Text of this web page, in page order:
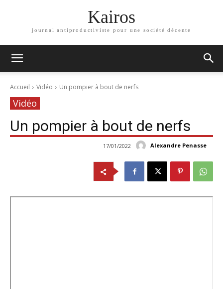
Kairos
journal antiproductiviste pour une société décente
Accueil Vidéo Un pompier à bout de nerfs
Vidéo
Un pompier à bout de nerfs
Alexandre Penasse
17/01/2022